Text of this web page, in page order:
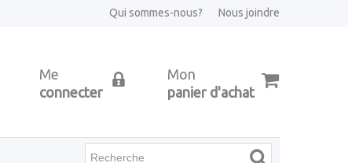
Qui sommes-nous? Nous joindre
Me
connecter
Mon
panier d'achat